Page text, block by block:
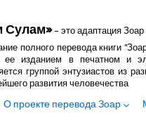
Сулам»– это адаптация
полного перевода книги
изданием в печатном и
группой энтузиастов из
развития человечества
О проекте перевода Зоар